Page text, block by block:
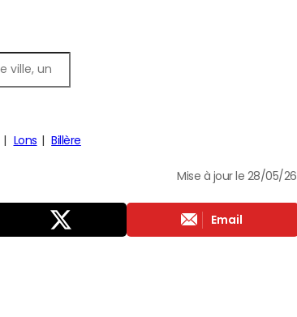
Lons Billère
Mise à jour le 28/05/26
Email